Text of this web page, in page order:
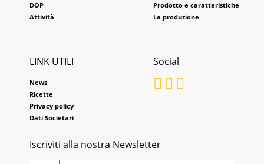
DOP
Attività
Prodotto e caratteristiche
La produzione
Social
LINK UTILI
News
Ricette
Privacy policy
Dati Societari
Iscriviti alla nostra Newsletter